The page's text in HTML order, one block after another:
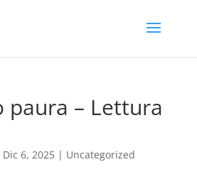
paura – Lettura
Dic 6, 2025| Uncategorized